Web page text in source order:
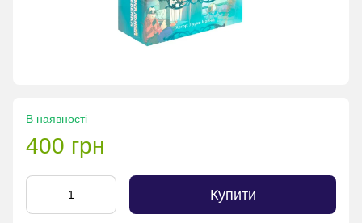
В наявності
400 грн
Купити